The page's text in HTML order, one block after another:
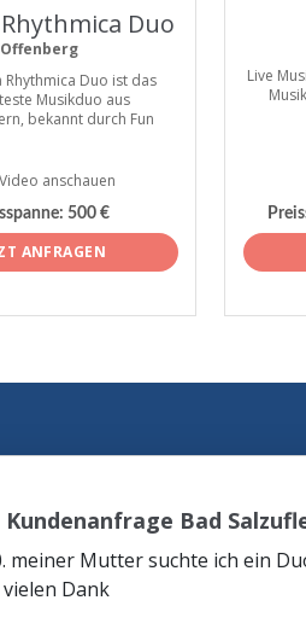
Duo
Offenberg
Rhythmica Duo ist das
Musikduo aus
bekannt durch Fun
Video anschauen
500 €
ANFRAGEN
Live
Bad
meiner Mutter suchte ich ein
Dank